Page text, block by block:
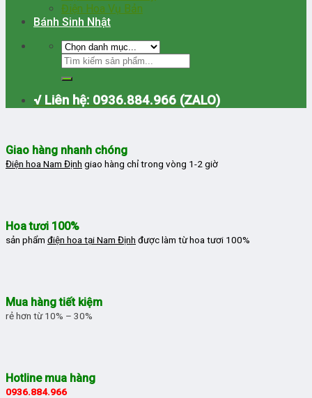
Điện Hoa Vụ Bản
Bánh Sinh Nhật
√ Liên hệ: 0936.884.966 (ZALO)
Giao hàng nhanh chóng
Điện hoa Nam Định giao hàng chỉ trong vòng 1-2 giờ
Hoa tươi 100%
sản phẩm điện hoa tại Nam Định được làm từ hoa tươi 100%
Mua hàng tiết kiệm
rẻ hơn từ 10% – 30%
Hotline mua hàng
0936.884.966